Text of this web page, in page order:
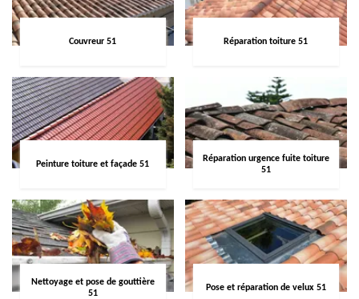
Couvreur 51 Réparation toiture 51
Peinture toiture et façade 51
Réparation urgence fuite toiture
51
Nettoyage et pose de gouttière
51
Pose et réparation de velux 51